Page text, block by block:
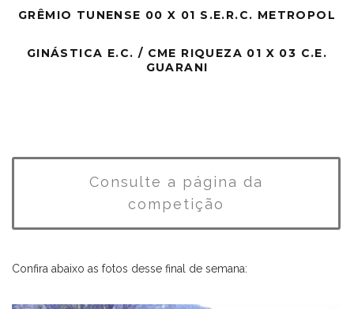
GRÊMIO TUNENSE 00 X 01 S.E.R.C. METROPOL
GINÁSTICA E.C. / CME RIQUEZA 01 X 03 C.E.
GUARANI
Consulte a página da
competição
Confira abaixo as fotos desse final de semana: